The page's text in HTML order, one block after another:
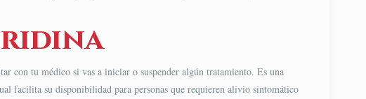
con tu médico si vas a iniciar o suspender algún tratamiento. Es una
facilita su disponibilidad para personas que requieren alivio sintomático